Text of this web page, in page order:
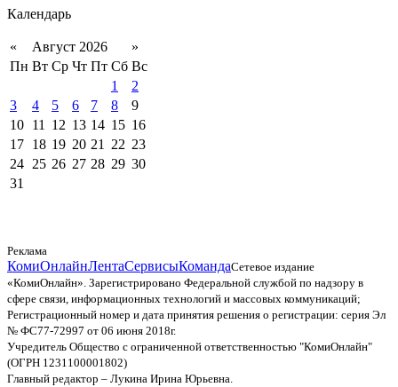
Календарь
« Август 2026
»
Пн Вт Ср Чт Пт Сб Вс
1
2
3
4 5 6 7 8
9
10 11 12 13 14 15 16
17 18 19 20 21 22 23
24 25 26 27 28 29 30
31
Реклама
КомиОнлайнЛентаСервисыКомандаСетевое издание
«КомиОнлайн». Зарегистрировано Федеральной службой по надзору в
сфере связи, информационных технологий и массовых коммуникаций;
Регистрационный номер и дата принятия решения о регистрации: серия Эл
№ ФС77-72997 от 06 июня 2018г.
Учредитель Общество с ограниченной ответственностью "КомиОнлайн"
(ОГРН 1231100001802)
Главный редактор – Лукина Ирина Юрьевна.